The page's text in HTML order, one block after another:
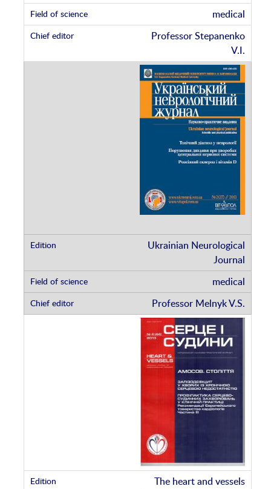
medical
Professor Stepanenko
V.I.
Ukrainian Neurological
Journal
medical
Professor Melnyk V.S.
The heart and vessels